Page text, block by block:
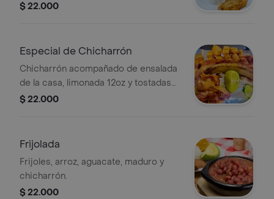
$ 22.000
Especial de Chicharrón
Chicharrón acompañado de ensalada
de la casa, limonada 12oz y tostadas
de plátano.
$ 22.000
Frijolada
Frijoles, arroz, aguacate, maduro y
chicharrón.
$ 22.000